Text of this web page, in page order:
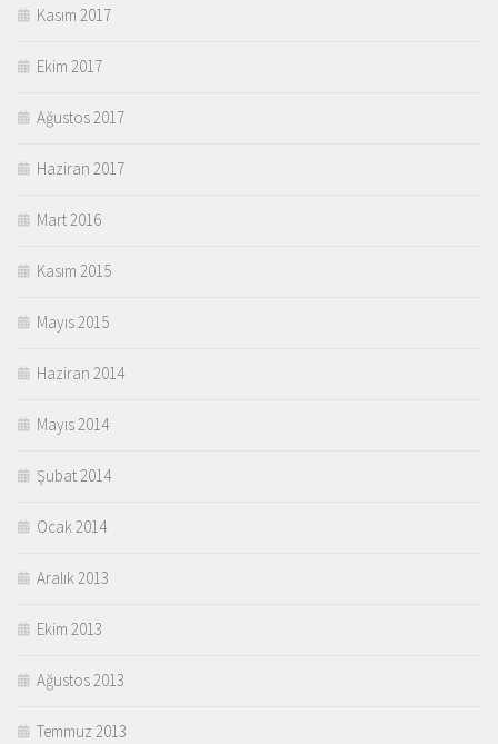
Kasım 2017
Ekim 2017
Ağustos 2017
Haziran 2017
Mart 2016
Kasım 2015
Mayıs 2015
Haziran 2014
Mayıs 2014
Şubat 2014
Ocak 2014
Aralık 2013
Ekim 2013
Ağustos 2013
Temmuz 2013